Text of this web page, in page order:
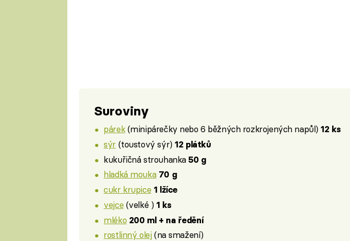
Suroviny
párek(minipárečky nebo 6 běžných rozkrojených napůl) 12 ks
sýr(toustový sýr) 12 plátků
kukuřičná strouhanka50 g
hladká mouka 70 g
cukr krupice 1 lžíce
vejce (velké ) 1 ks
mléko 200 ml + na ředění
rostlinný olej(na smažení)